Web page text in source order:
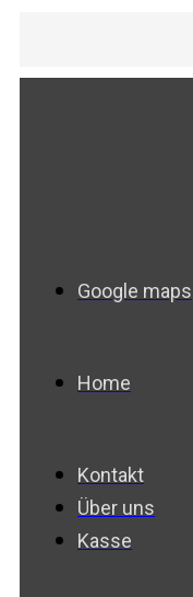
Google maps
Home
Kontakt
Über uns
Kasse